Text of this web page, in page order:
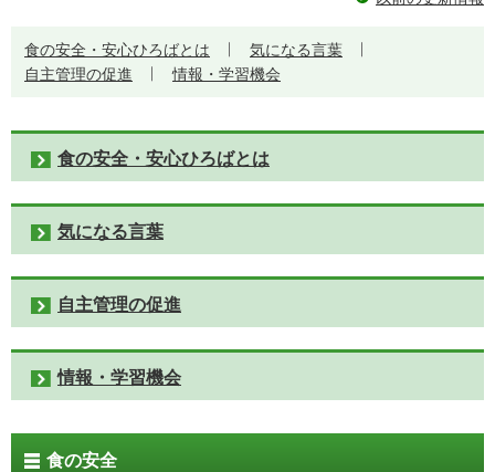
食の安全・安心ひろばとは
気になる言葉
自主管理の促進
情報・学習機会
食の安全・安心ひろばとは
気になる言葉
自主管理の促進
情報・学習機会
食の安全